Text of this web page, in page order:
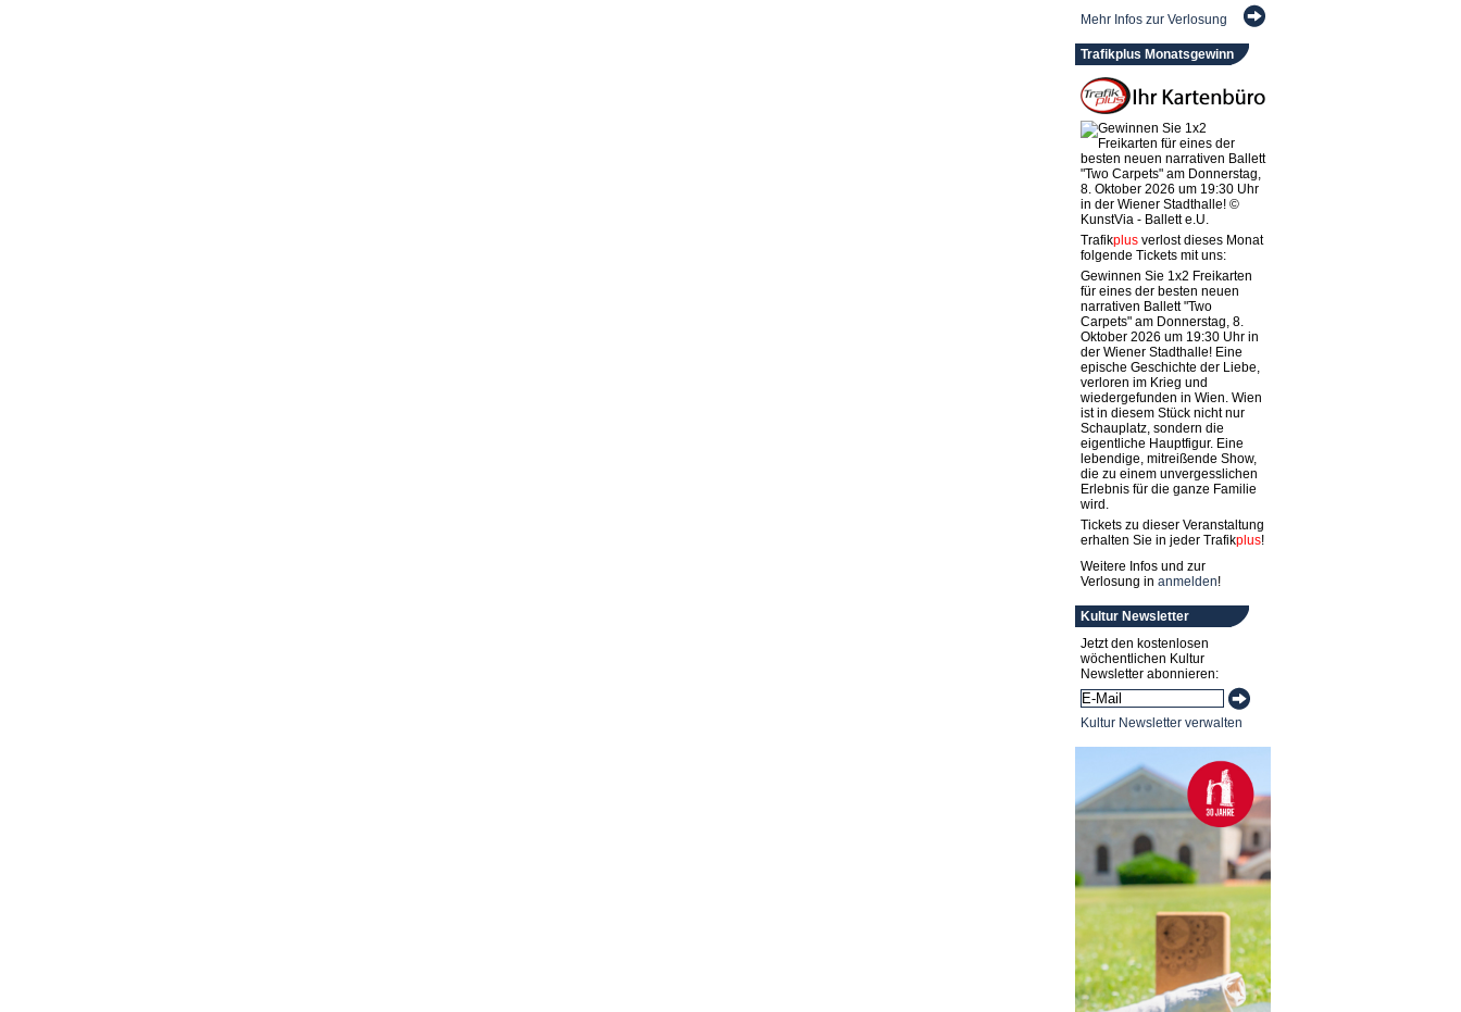
Mehr Infos zur Verlosung
Trafikplus Monatsgewinn
Trafikplusverlost dieses Monat
folgende Tickets mit uns:
Gewinnen Sie 1x2 Freikarten
für eines der besten neuen
narrativen Ballett "Two
Carpets" am Donnerstag, 8.
Oktober 2026 um 19:30 Uhr in
der Wiener Stadthalle! Eine
epische Geschichte der Liebe,
verloren im Krieg und
wiedergefunden in Wien. Wien
ist in diesem Stück nicht nur
Schauplatz, sondern die
eigentliche Hauptfigur. Eine
lebendige, mitreißende Show,
die zu einem unvergesslichen
Erlebnis für die ganze Familie
wird.
Tickets zu dieser Veranstaltung
erhalten Sie in jeder Trafikplus!
Weitere Infos und zur
Verlosung in anmelden!
Kultur Newsletter
Jetzt den kostenlosen
wöchentlichen Kultur
Newsletter abonnieren:
Kultur Newsletter verwalten